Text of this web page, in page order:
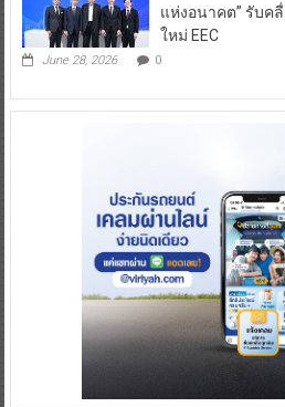
แห่งอนาคต” รับค
ใหม่ EEC
June 28, 2026 0